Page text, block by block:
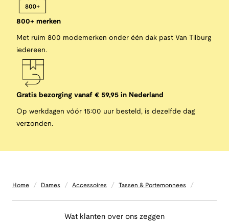
800+ merken
Met ruim 800 modemerken onder één dak past Van Tilburg
iedereen.
Gratis bezorging vanaf € 59,95 in Nederland
Op werkdagen vóór 15:00 uur besteld, is dezelfde dag
verzonden.
Home / Dames / Accessoires / Tassen & Portemonnees /
Wat klanten over ons zeggen